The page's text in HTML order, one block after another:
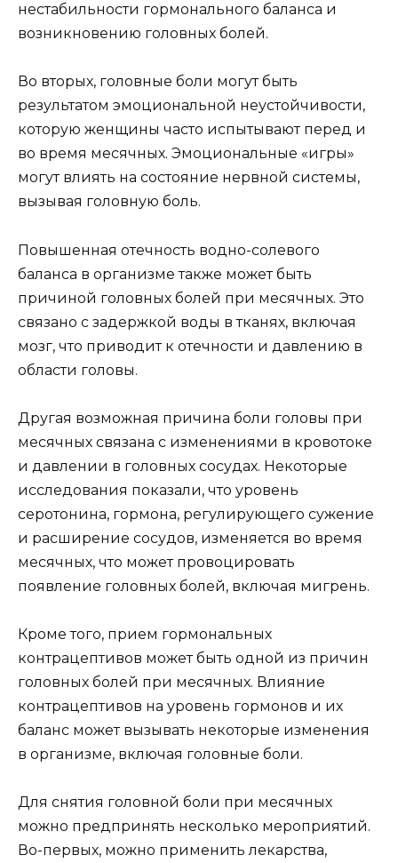
нестабильности гормонального баланса и
возникновению головных болей.
Во вторых, головные боли могут быть
результатом эмоциональной неустойчивости,
которую женщины часто испытывают перед и
во время месячных. Эмоциональные «игры»
могут влиять на состояние нервной системы,
вызывая головную боль.
Повышенная отечность водно-солевого
баланса в организме также может быть
причиной головных болей при месячных. Это
связано с задержкой воды в тканях, включая
мозг, что приводит к отечности и давлению в
области головы.
Другая возможная причина боли головы при
месячных связана с изменениями в кровотоке
и давлении в головных сосудах. Некоторые
исследования показали, что уровень
серотонина, гормона, регулирующего сужение
и расширение сосудов, изменяется во время
месячных, что может провоцировать
появление головных болей, включая мигрень.
Кроме того, прием гормональных
контрацептивов может быть одной из причин
головных болей при месячных. Влияние
контрацептивов на уровень гормонов и их
баланс может вызывать некоторые изменения
в организме, включая головные боли.
Для снятия головной боли при месячных
можно предпринять несколько мероприятий.
Во-первых, можно применить лекарства,